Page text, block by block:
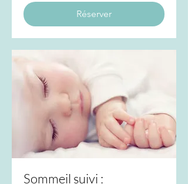
Réserver
Sommeil suivi :